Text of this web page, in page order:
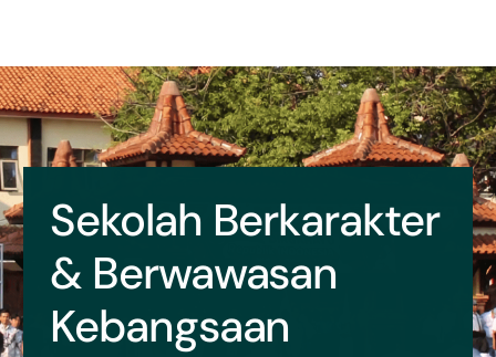
Sekolah Berkarakter
& Berwawasan
Kebangsaan